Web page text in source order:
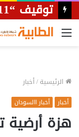
القائمة
الرئيسية/أخبار
أخبار أخبار االسودان
هزة